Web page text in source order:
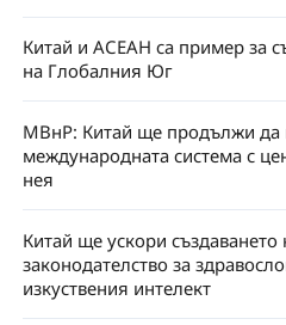
Китай и АСЕАН са пример за
на Глобалния Юг
МВнР: Китай ще продължи да
международната система с
нея
Китай ще ускори създаването
законодателство за
изкуствения интелект